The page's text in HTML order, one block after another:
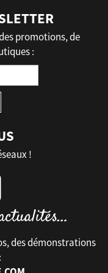
promotions, de
:
!
des démonstrations